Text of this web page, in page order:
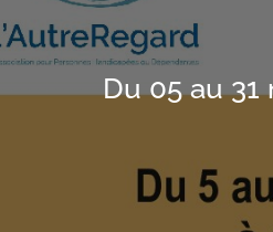
Du 05 au 31